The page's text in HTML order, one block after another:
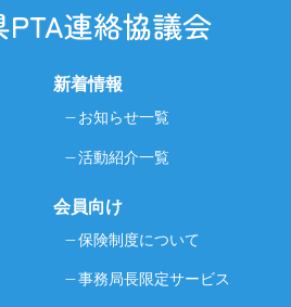
新着情報
お知らせ一覧
活動紹介一覧
会員向け
保険制度について
事務局長限定サービス